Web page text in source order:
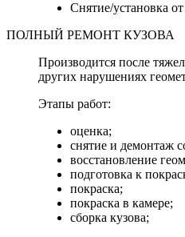
Снятие/установка
ПОЛНЫЙ РЕМОНТ КУЗОВА
Производится после
других нарушениях
Этапы работ:
оценка;
снятие и демонтаж
восстановление
подготовка к
покраска;
покраска в камере;
сборка кузова;